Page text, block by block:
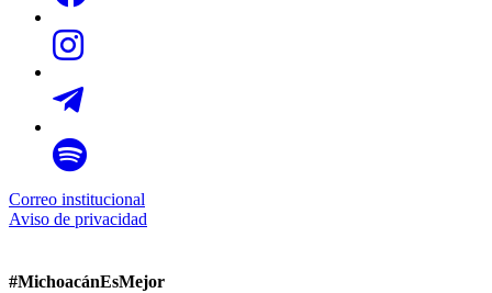
Correo institucional
Aviso de privacidad
#MichoacánEsMejor